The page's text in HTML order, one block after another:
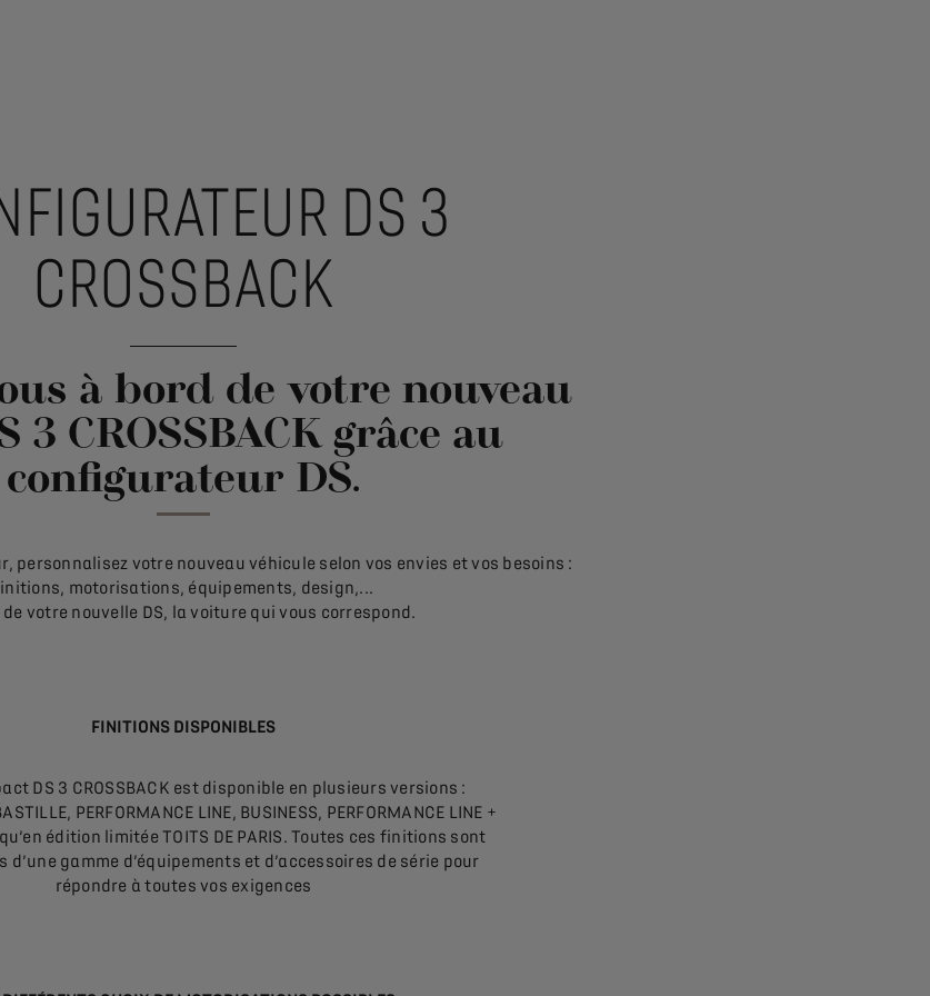
DS 3
CROSSBACK
à bord de votre nouveau
3 CROSSBACK grâce au
configurateur DS.
personnalisez votre nouveau véhicule selon vos envies et vos besoins :
motorisations, équipements, design,...
votre nouvelle DS, la voiture qui vous correspond.
FINITIONS DISPONIBLES
DS 3 CROSSBACK est disponible en plusieurs versions :
PERFORMANCE LINE, BUSINESS, PERFORMANCE LINE +
édition limitée TOITS DE PARIS. Toutes ces finitions sont
d’une gamme d’équipements et d’accessoires de série pour
répondre à toutes vos exigences